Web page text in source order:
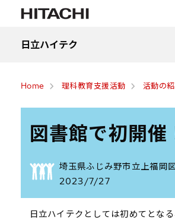
日立ハイテク
Home 理科教育支援活動 活動の
図書館で初開
埼玉県ふじみ野市立上福岡
2023/7/27
日立ハイテクとしては初めてとな